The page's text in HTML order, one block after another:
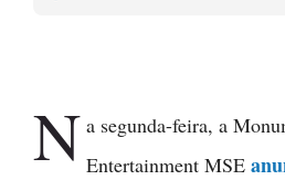
N a segunda-feira, a
Entertainment MSE